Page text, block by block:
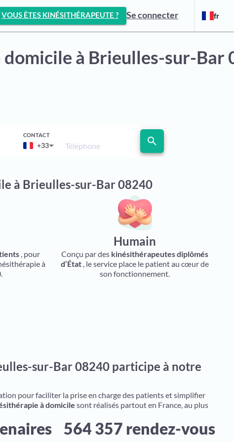
VOUS ÊTES KINÉSITHÉRAPEUTE ? Se connecter fr
à Brieulles-sur-Bar
CONTACT
+33 Téléphone search
à Brieulles-sur-Bar 08240
, pour
à
Humain
Conçu par des kinésithérapeutes diplômés
d’État , le service place le patient au cœur de
son fonctionnement.
sur-Bar 08240 participe à notre
pour faciliter la prise en charge des patients et simplifier
à domicile sont réalisés partout en France, au plus
564 357 rendez-vous